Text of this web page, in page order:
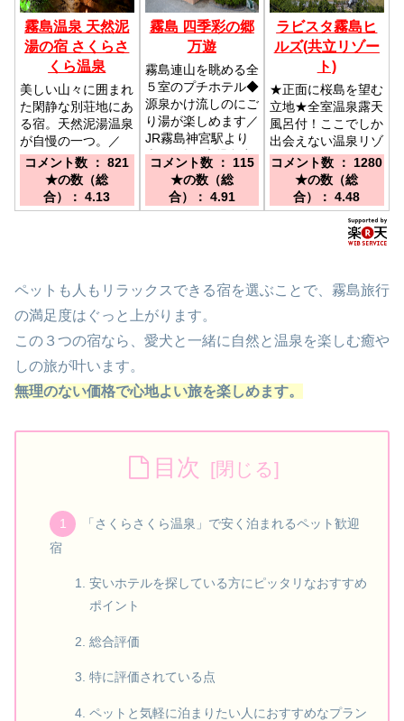
霧島温泉 天然泥
湯の宿 さくらさ
くら温泉
美しい山々に囲まれ
た閑静な別荘地にあ
る宿。天然泥湯温泉
が自慢の一つ。／
【ＪＲ霧島神宮駅】
下車タクシー10
分。【鹿児島空港】
から車で40分。
コメント数 ： 821
★の数（総
合）： 4.13
霧島 四季彩の郷
万遊
霧島連山を眺める全
５室のプチホテル◆
源泉かけ流しのにご
り湯が楽しめます／
JR霧島神宮駅より
車で3分／鹿児島空
港より約30分／横
川ICより約35分
コメント数 ： 115
★の数（総
合）： 4.91
ラビスタ霧島ヒ
ルズ(共立リゾー
ト)
★正面に桜島を望む
立地★全室温泉露天
風呂付！ここでしか
出会えない温泉リゾ
ート／鹿児島空港、
横川ICよりそれぞれ
車で約30分。霧島
神宮駅より無料送迎
コメント数 ： 1280
★の数（総
合）： 4.48
ペットも人もリラックスできる宿を選ぶことで、霧島旅行
の満足度はぐっと上がります。
この３つの宿なら、愛犬と一緒に自然と温泉を楽しむ癒や
しの旅が叶います。
無理のない価格で心地よい旅を楽しめます。
目次
「さくらさくら温泉」で安く泊まれるペット歓迎
宿
安いホテルを探している方にピッタリなおすすめ
ポイント
総合評価
特に評価されている点
ペットと気軽に泊まりたい人におすすめなプラン